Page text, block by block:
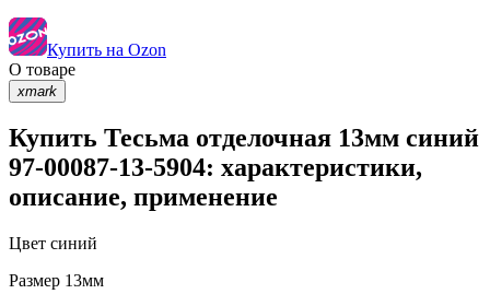
Купить на Ozon
О товаре
xmark
Купить Тесьма отделочная 13мм синий
97-00087-13-5904: характеристики,
описание, применение
Цвет синий
Размер 13мм